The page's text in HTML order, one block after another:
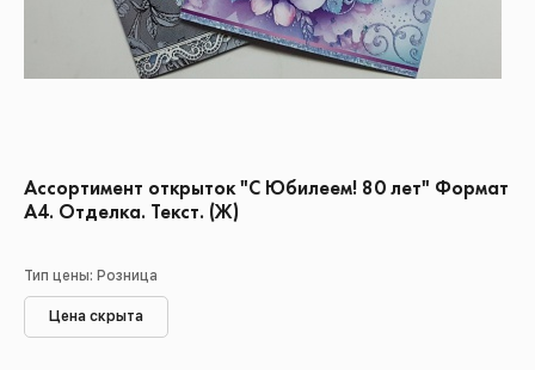
Ассортимент открыток "С Юбилеем! 80 лет" Формат
А4. Отделка. Текст. (Ж)
Тип цены: Розница
Цена скрыта